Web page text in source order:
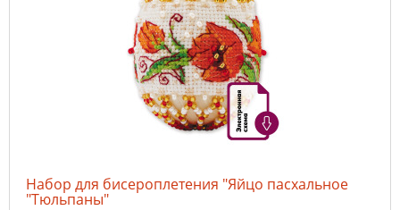
Набор для бисероплетения "Яйцо пасхальное
"Тюльпаны"